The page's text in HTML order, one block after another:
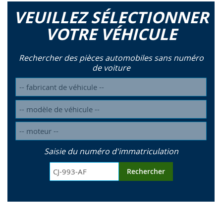
VEUILLEZ SÉLECTIONNER
VOTRE VÉHICULE
Rechercher des pièces automobiles sans numéro
de voiture
Saisie du numéro d'immatriculation
Rechercher